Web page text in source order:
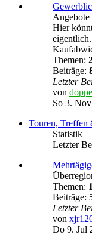
Hier
Themen:
Beiträge:
Letzter
von
So 3.
Touren, Treffen
Statistik
Letzter
Themen:
Beiträge:
Letzter
von
Do 9. Jul